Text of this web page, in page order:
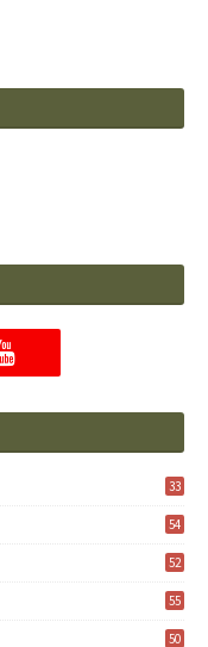
33
54
52
55
50